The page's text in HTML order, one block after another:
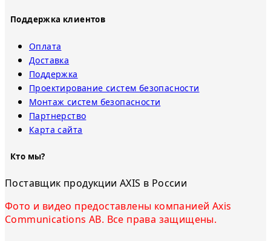
Поддержка клиентов
Оплата
Доставка
Поддержка
Проектирование систем безопасности
Монтаж систем безопасности
Партнерство
Карта сайта
Кто мы?
Поставщик продукции AXIS в России
Фото и видео предоставлены компанией Axis
Communications AB. Все права защищены.